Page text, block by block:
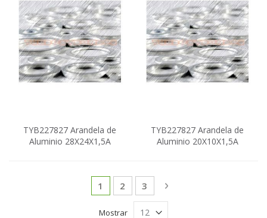
TYB227827 Arandela de
Aluminio 28X24X1,5A
TYB227827 Arandela de
Aluminio 20X10X1,5A
Página
Actualmente estás leyendo página
1 Página
2 Página
3 Página
Siguiente
Mostrar